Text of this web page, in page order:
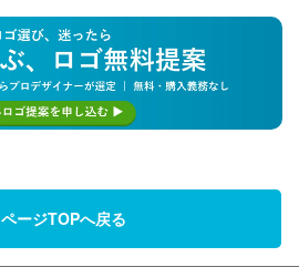
ページTOPへ戻る